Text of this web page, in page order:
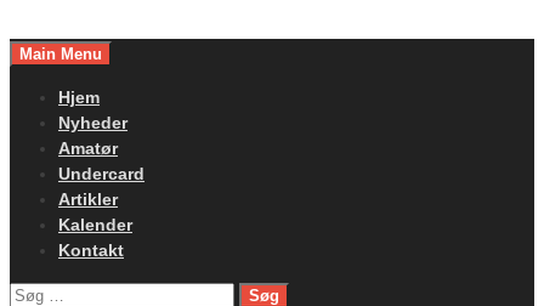
toMain Menu
Hjem
Nyheder
Amatør
Undercard
Artikler
Kalender
Kontakt
Søg